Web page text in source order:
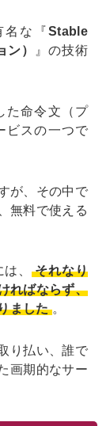
名な『Stable
）
』の技術
た命令文（プ
ビスの一つで
が、その中で
無料で使える
は、 それなり
ればならず、
ました 。
り払い、誰で
画期的なサー